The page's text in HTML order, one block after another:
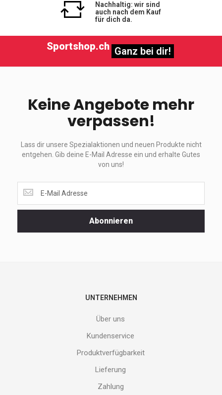
Nachhaltig: wir sind
auch nach dem Kauf
für dich da.
Sportshop.ch Ganz bei dir!
Keine Angebote mehr
verpassen!
Lass dir unsere Spezialaktionen und neuen Produkte nicht
entgehen. Gib deine E-Mail Adresse ein und erhalte Gutes
von uns!
dir
unsere
Abonnieren
UNTERNEHMEN
Über uns
Kundenservice
Produktverfügbarkeit
Lieferung
Zahlung